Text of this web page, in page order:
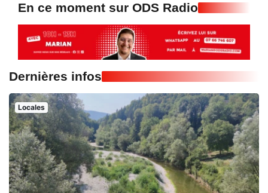
En ce moment sur ODS Radio
Dernières infos
Locales